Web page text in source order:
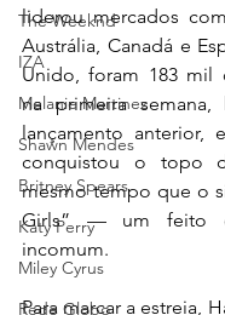
The Weeknd
IZA
Melanie Martinez
Shawn Mendes
Britney Spears
Katy Perry
Miley Cyrus
Rede Globo
liderou mercados
Austrália, Canadá e
Unido, foram 183 mil
na primeira
lançamento anterior,
conquistou o topo
mesmo tempo que o
Girls” — um feito
incomum.
Para marcar a estreia,